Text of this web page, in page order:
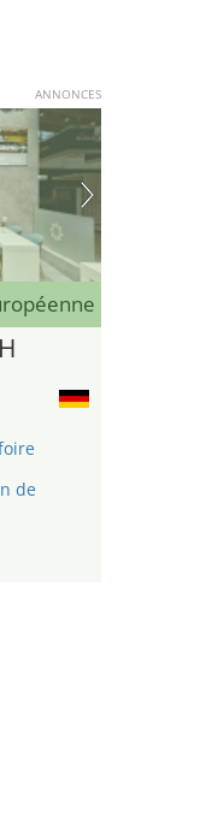
ANNONCES
de